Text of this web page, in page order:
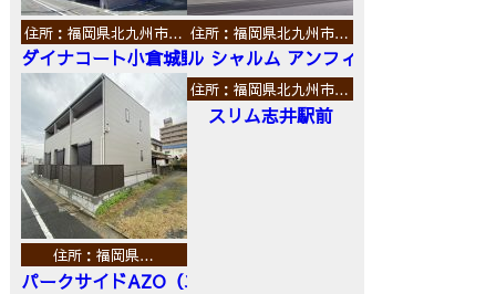
住所：福岡県北九州市…
ダイナコート小倉城野
住所：福岡県北九州市…
ル シャルム アンフィニ
住所：福岡県…
パークサイドAZO（エーゼットオー）
住所：福岡県北九州市…
スリム志井駅前